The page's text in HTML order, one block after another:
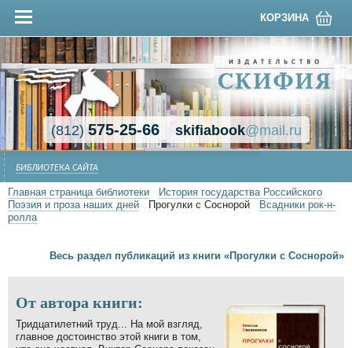
КОРЗИНА
(812)575-25-66 skifiabook@mail.ru
БИБЛИОТЕКА САЙТА
Главная страница библиотеки
История государства Российского
Поэзия и проза наших дней
Прогулки с Соснорой
Всадники рок-н-
ролла
Весь раздел публикаций из книги «Прогулки с Соснорой»
От автора книги:
Тридцатилетний труд... На мой взгляд,
главное достоинство этой книги в том,